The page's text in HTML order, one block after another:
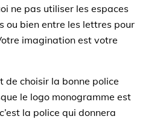
ne pas utiliser les espaces
ou bien entre les lettres pour
imagination est votre
de choisir la bonne police
le logo monogramme est
la police qui donnera